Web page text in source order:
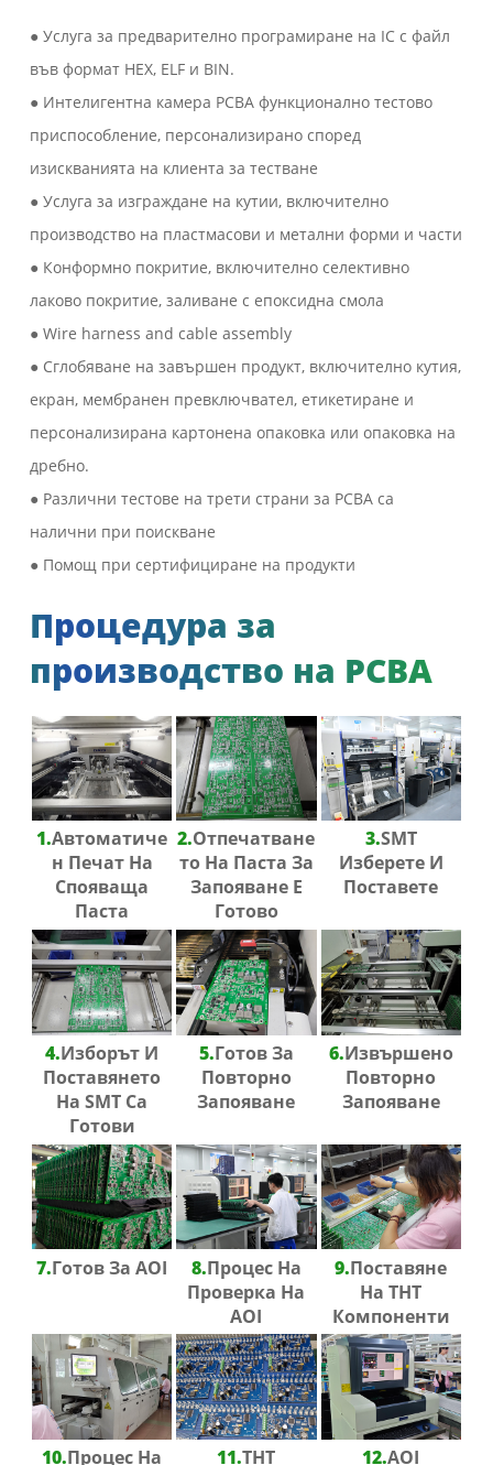
● Услуга за предварително програмиране на IC с файл
във формат HEX, ELF и BIN.
● Интелигентна камера PCBA функционално тестово
приспособление, персонализирано според
изискванията на клиента за тестване
● Услуга за изграждане на кутии, включително
производство на пластмасови и метални форми и части
● Конформно покритие, включително селективно
лаково покритие, заливане с епоксидна смола
● Wire harness and cable assembly
● Сглобяване на завършен продукт, включително кутия,
екран, мембранен превключвател, етикетиране и
персонализирана картонена опаковка или опаковка на
дребно.
● Различни тестове на трети страни за PCBA са
налични при поискване
● Помощ при сертифициране на продукти
Процедура за
производство на PCBA
1.Автоматиче
Н Печат На
Спояваща
Паста
2.Отпечатване
То На Паста За
Запояване Е
Готово
3.SMT
Изберете И
Поставете
4.Изборът И
Поставянето
На SMT Са
Готови
5.Готов За
Повторно
Запояване
6.Извършено
Повторно
Запояване
7.Готов За AOI 8.Процес На
Проверка На
AOI
9.Поставяне
На THT
Компоненти
10.Процес На 11.THT 12.AOI